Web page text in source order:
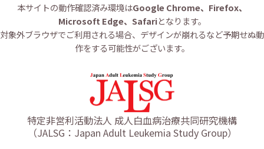
本サイトの動作確認済み環境はGoogle Chrome、Firefox、
Microsoft Edge、Safariとなります。
対象外ブラウザでご利用される場合、デザインが崩れるなど予期せぬ動
作をする可能性がございます。
特定非営利活動法人 成人白血病治療共同研究機構
（JALSG：Japan Adult Leukemia Study Group）